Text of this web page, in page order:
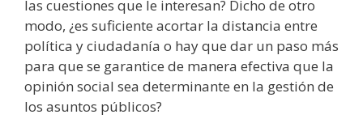
las cuestiones que le interesan? Dicho de otro
modo, ¿es suficiente acortar la distancia entre
política y ciudadanía o hay que dar un paso más
para que se garantice de manera efectiva que la
opinión social sea determinante en la gestión de
los asuntos públicos?